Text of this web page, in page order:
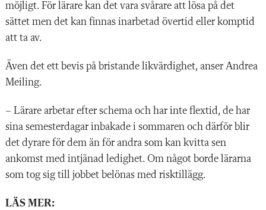
möjligt. För lärare kan det vara svårare att lösa på det
sättet men det kan finnas inarbetad övertid eller komptid
att ta av.
Även det ett bevis på bristande likvärdighet, anser Andrea
Meiling.
– Lärare arbetar efter schema och har inte flextid, de har
sina semesterdagar inbakade i sommaren och därför blir
det dyrare för dem än för andra som kan kvitta sen
ankomst med intjänad ledighet. Om något borde lärarna
som tog sig till jobbet belönas med risktillägg.
LÄS MER: